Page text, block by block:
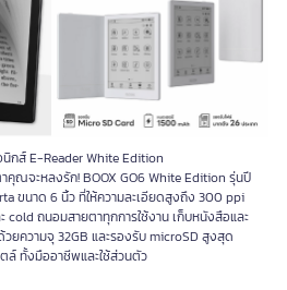
นิกส์ E-Reader White Edition
าคุณจะหลงรัก! BOOX GO6 White Edition รุ่นปี
ขนาด 6 นิ้ว ที่ให้ความละเอียดสูงถึง 300 ppi
cold ถนอมสายตาทุกการใช้งาน เก็บหนังสือและ
วยความจุ 32GB และรองรับ microSD สูงสุด
ตล์ ทั้งมืออาชีพและใช้ส่วนตัว